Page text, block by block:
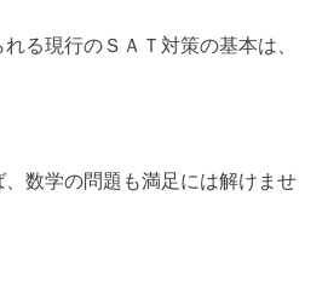
る現行のＳＡＴ対策の基本は、
数学の問題も満足には解けませ